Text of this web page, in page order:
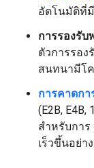
อัตโนมัติที่
การรองรับ
ตัวการรอง
สนทนามีโ
การคาดก
(E2B, E4B,
สำหรับกา
เร็วขึ้นอย่